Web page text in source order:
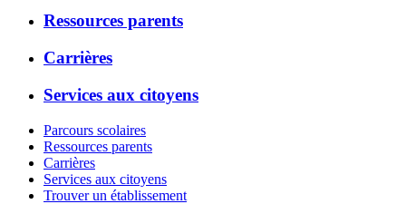
Ressources parents
Carrières
Services aux citoyens
Parcours scolaires
Ressources parents
Carrières
Services aux citoyens
Trouver un établissement